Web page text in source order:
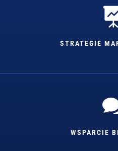
STRATEGIE
WSPARCIE